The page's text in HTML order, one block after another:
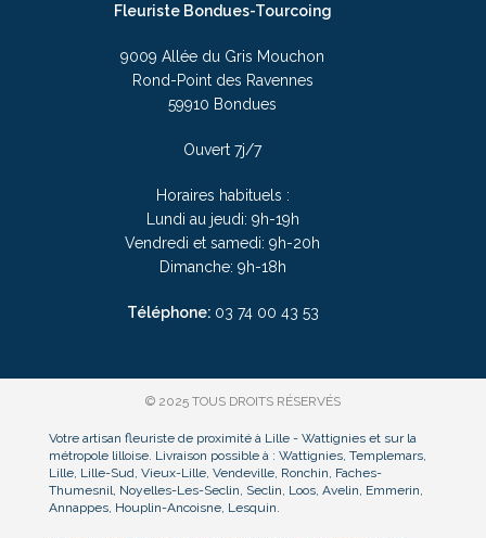
Fleuriste Bondues-Tourcoing
9009 Allée du Gris Mouchon
Rond-Point des Ravennes
59910 Bondues
Ouvert 7j/7
Horaires habituels :
Lundi au jeudi: 9h-19h
Vendredi et samedi: 9h-20h
Dimanche: 9h-18h
Téléphone: 03 74 00 43 53
© 2025 TOUS DROITS RÉSERVÉS
Votre artisan fleuriste de proximité à Lille - Wattignies et sur la
métropole lilloise. Livraison possible à : Wattignies, Templemars,
Lille, Lille-Sud, Vieux-Lille, Vendeville, Ronchin, Faches-
Thumesnil, Noyelles-Les-Seclin, Seclin, Loos, Avelin, Emmerin,
Annappes, Houplin-Ancoisne, Lesquin.